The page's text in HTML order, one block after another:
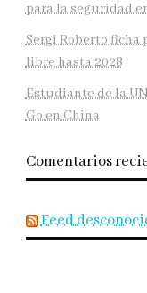
para la seguridad
Sergi Roberto ficha
libre hasta 2028
Estudiante de la
Go en China
Comentarios
Feed